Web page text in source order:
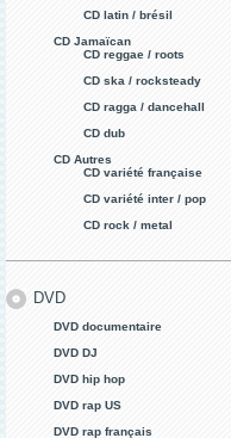
CD latin / brésil
CD Jamaïcan
CD reggae / roots
CD ska / rocksteady
CD ragga / dancehall
CD dub
CD Autres
CD variété française
CD variété inter / pop
CD rock / metal
DVD
DVD documentaire
DVD DJ
DVD hip hop
DVD rap US
DVD rap français